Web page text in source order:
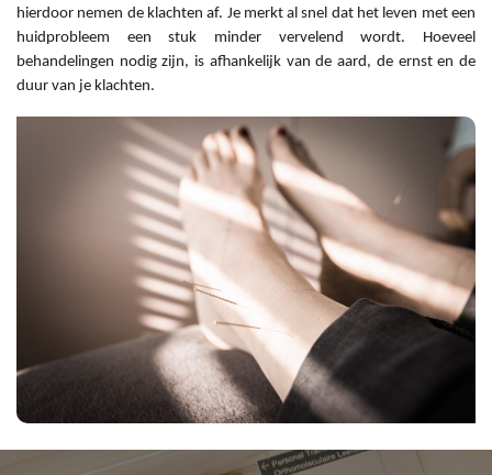
hierdoor nemen de klachten af. Je merkt al snel dat het leven met een
huidprobleem een stuk minder vervelend wordt. Hoeveel
behandelingen nodig zijn, is afhankelijk van de aard, de ernst en de
duur van je klachten.